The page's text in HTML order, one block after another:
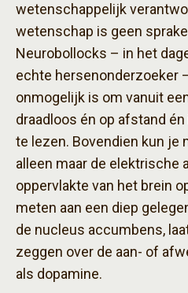
wetenschappelijk
wetenschap is geen
Neurobollocks – in het
echte hersenonderzoeker
onmogelijk is om vanuit
draadloos én op afstand én
te lezen. Bovendien kun je
alleen maar de elektrische
oppervlakte van het brein
meten aan een diep
de nucleus accumbens,
zeggen over de aan- of
als dopamine.